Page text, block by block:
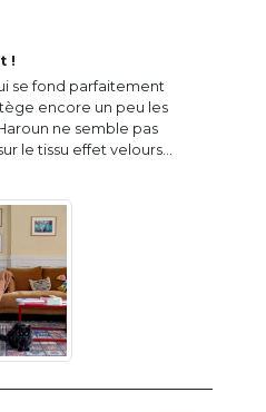
!
se fond parfaitement
encore un peu les
ne semble pas
le tissu effet velours...